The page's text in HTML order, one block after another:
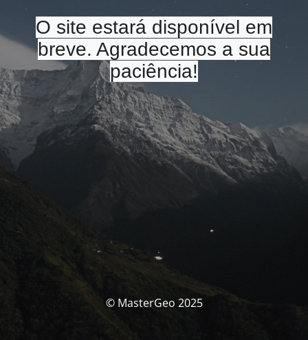
O site estará disponível em
breve. Agradecemos a sua
paciência!
© MasterGeo 2025